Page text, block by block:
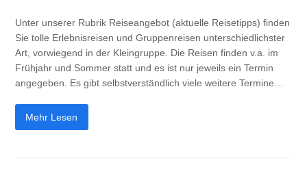
Unter unserer Rubrik Reiseangebot (aktuelle Reisetipps) finden
Sie tolle Erlebnisreisen und Gruppenreisen unterschiedlichster
Art, vorwiegend in der Kleingruppe. Die Reisen finden v.a. im
Frühjahr und Sommer statt und es ist nur jeweils ein Termin
angegeben. Es gibt selbstverständlich viele weitere Termine…
Mehr Lesen